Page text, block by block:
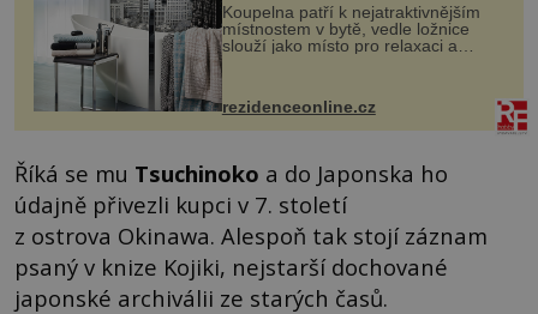
Koupelna patří k nejatraktivnějším
místnostem v bytě, vedle ložnice
slouží jako místo pro relaxaci a
odpočinek. Koupelnový textil –
ručníky, osušky a koberečky –
proutku...
rezidenceonline.cz
Říká se mu Tsuchinoko a do Japonska ho
údajně přivezli kupci v 7. století
z ostrova Okinawa. Alespoň tak stojí záznam
psaný v knize Kojiki, nejstarší dochované
japonské archiválii ze starých časů.